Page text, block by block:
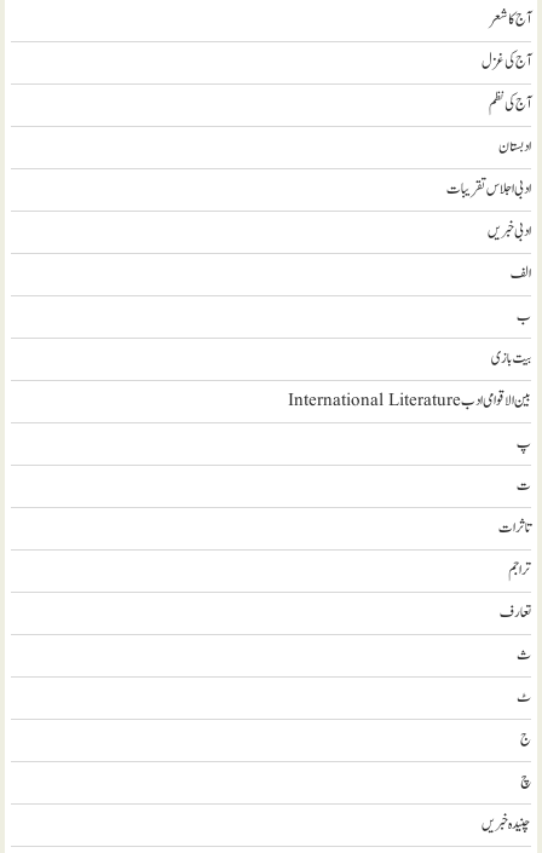
آج کا شعر
آج کی غزل
آج کی نظم
ادبستان
ادبی اجلاس تقریبات
ادبی خبریں
الف
ب
بیت بازی
بین الاقوامی ادب International Literature
پ
ت
تاثرات
تراجم
تعارف
ث
ٹ
ج
چ
چنیدہ خبریں